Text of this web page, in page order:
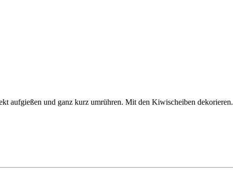
aufgießen und ganz kurz umrühren. Mit den Kiwischeiben dekorieren.